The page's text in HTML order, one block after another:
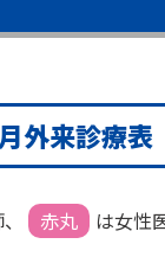
外来診療表
、 赤丸
は女性